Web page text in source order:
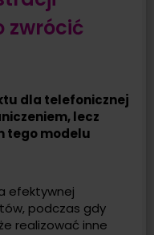
zwrócić
dla telefonicznej
lecz
tego modelu
efektywnej
podczas gdy
realizować inne